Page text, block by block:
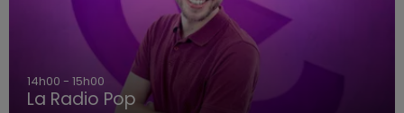
14h00 - 15h00
La Radio Pop